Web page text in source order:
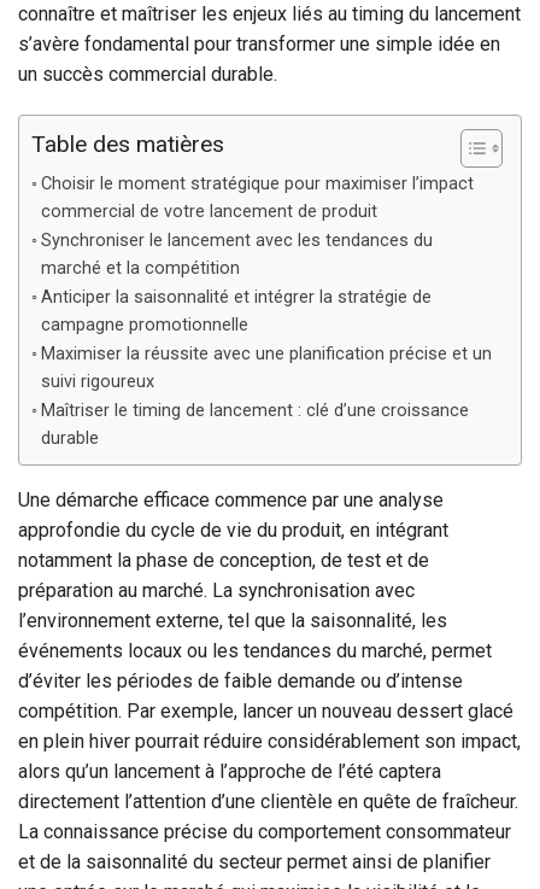
connaître et maîtriser les enjeux liés au timing du lancement
s’avère fondamental pour transformer une simple idée en
un succès commercial durable.
Table des matières
Choisir le moment stratégique pour maximiser l’impact
commercial de votre lancement de produit
Synchroniser le lancement avec les tendances du
marché et la compétition
Anticiper la saisonnalité et intégrer la stratégie de
campagne promotionnelle
Maximiser la réussite avec une planification précise et un
suivi rigoureux
Maîtriser le timing de lancement : clé d’une croissance
durable
Une démarche efficace commence par une analyse
approfondie du cycle de vie du produit, en intégrant
notamment la phase de conception, de test et de
préparation au marché. La synchronisation avec
l’environnement externe, tel que la saisonnalité, les
événements locaux ou les tendances du marché, permet
d’éviter les périodes de faible demande ou d’intense
compétition. Par exemple, lancer un nouveau dessert glacé
en plein hiver pourrait réduire considérablement son impact,
alors qu’un lancement à l’approche de l’été captera
directement l’attention d’une clientèle en quête de fraîcheur.
La connaissance précise du comportement consommateur
et de la saisonnalité du secteur permet ainsi de planifier